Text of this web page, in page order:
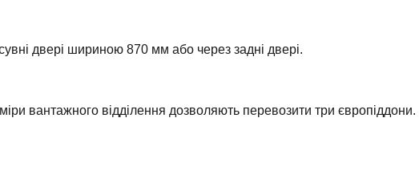
двері шириною 870 мм або через задні двері.
вантажного відділення дозволяють перевозити три європіддони.